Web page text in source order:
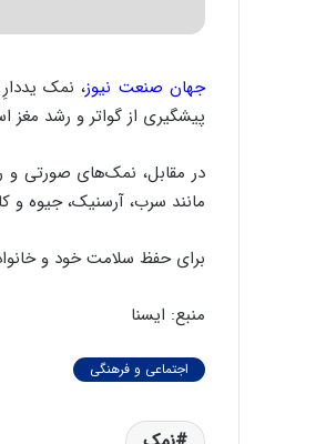
جهان صنعت نیوز، نمک
پیشگیری از گواتر و رشد مغز
در مقابل، نمک‌های صورتی و
مانند سرب، آرسنیک، جیوه و
برای حفظ سلامت خود و
منبع: ایسنا
اجتماعی و فرهنگی